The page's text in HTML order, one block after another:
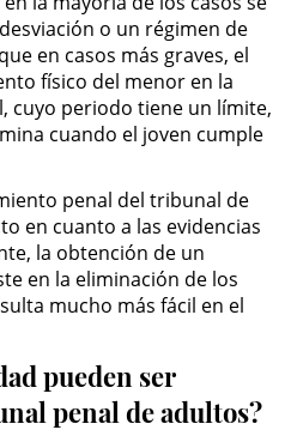
Pasajeros Menores de
DUI en el Estado de
Ofensa de DUI
Ofensa de DUI
Ancianos y Adultos
o un régimen de
en casos más graves, el
físico del menor en la
cuyo periodo tiene un límite,
cuando el joven cumple
penal del tribunal de
en cuanto a las evidencias
la obtención de un
en la eliminación de los
mucho más fácil en el
pueden ser
penal de adultos?